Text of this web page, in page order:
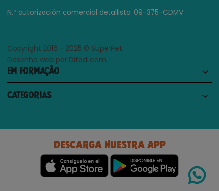
N.º autorización comercial detallista: 09-375-CDMV
Copyright 2016 - 2025 © SuperPet
Desenho web por Difadi.com
EM FORMAÇÃO keyboard_arrow_down
CATEGORIAS keyboard_arrow_down
DESCARGA NUESTRA APP